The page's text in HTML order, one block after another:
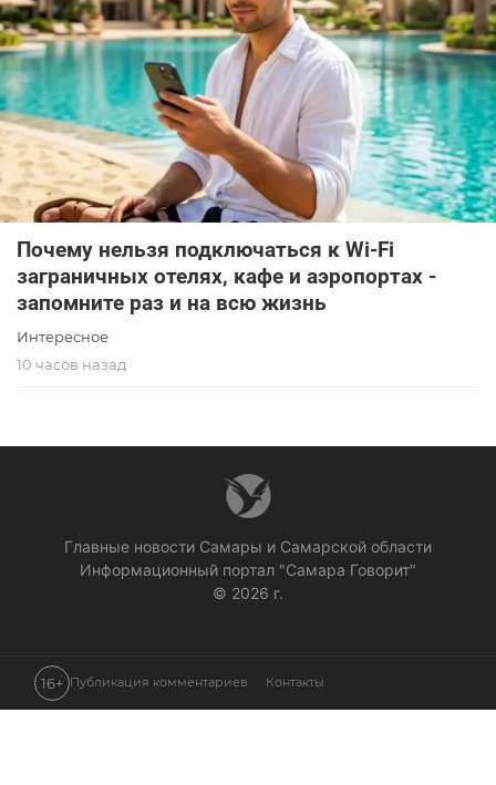
Почему нельзя подключаться к Wi-Fi
заграничных отелях, кафе и аэропортах -
запомните раз и на всю жизнь
Интересное
10 часов назад
Главные новости Самары и Самарской области
Информационный портал "Самара Говорит"
© 2026 г.
16+ Публикация комментариев Контакты